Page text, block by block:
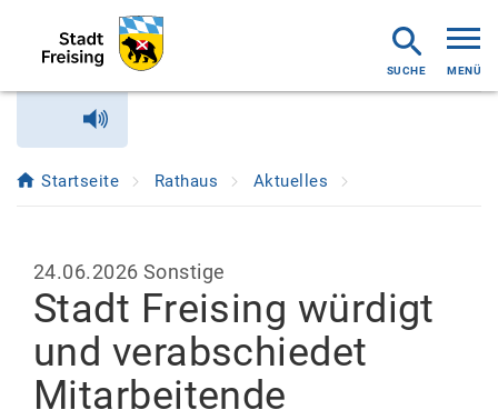
MENÜ
Startseite Rathaus Aktuelles
24.06.2026 Sonstige
Stadt Freising würdigt
und verabschiedet
Mitarbeitende